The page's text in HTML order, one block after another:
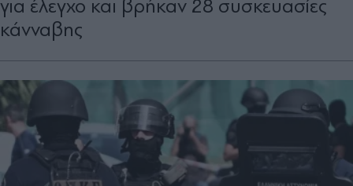
για έλεγχο και βρήκαν 28 συσκευασίες
κάνναβης